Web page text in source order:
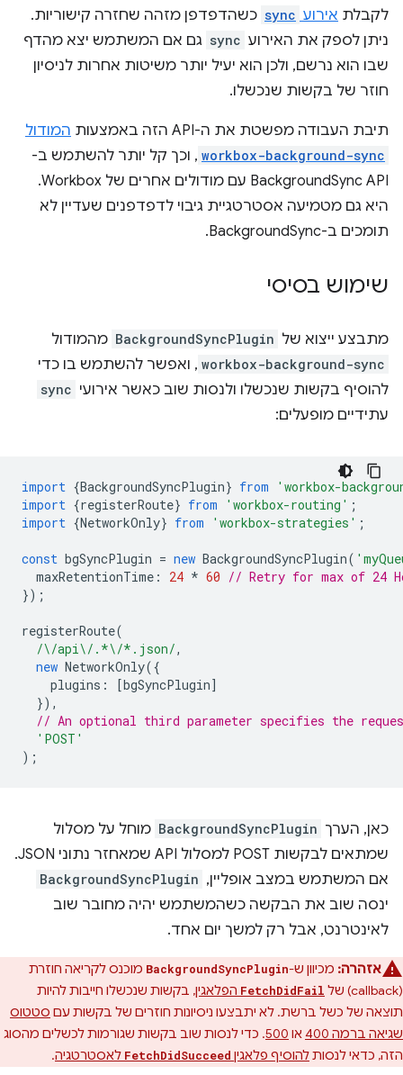
לקבלת אירוע sync כשהדפדפן מזהה שחזרה קישוריות.
ניתן לספק את האירוע sync גם אם המשתמש יצא מהדף
שבו הוא נרשם, ולכן הוא יעיל יותר משיטות אחרות לניסיון
חוזר של בקשות שנכשלו.
תיבת העבודה מפשטת את ה-API הזה באמצעות המודול
workbox-background-sync , וכך קל יותר להשתמש ב-
BackgroundSync API עם מודולים אחרים של Workbox.
היא גם מטמיעה אסטרטגיית גיבוי לדפדפנים שעדיין לא
תומכים ב-BackgroundSync.
שימוש בסיסי
מתבצע ייצוא של BackgroundSyncPlugin מהמודול
workbox-background-sync , ואפשר להשתמש בו כדי
להוסיף בקשות שנכשלו ולנסות שוב כאשר אירועי sync
עתידיים מופעלים:
import {BackgroundSyncPlugin} from
'workbox-
import {registerRoute} from 'workbox-routing' ;
import {NetworkOnly} from 'workbox-strategies' ;
const bgSyncPlugin = new BackgroundSyncPlugin(
maxRetentionTime : 24 * 60 // Retry for max of 24
});
registerRoute(
/\/api\/.*\/*.json/,
new NetworkOnly({
plugins : [bgSyncPlugin]
}),
// An optional third parameter specifies the
'POST'
);
כאן, הערך BackgroundSyncPlugin מוחל על מסלול
שמתאים לבקשות POST למסלול API שמאחזר נתוני JSON.
אם המשתמש במצב אופליין, BackgroundSyncPlugin
ינסה שוב את הבקשה כשהמשתמש יהיה מחובר שוב
לאינטרנט, אבל רק למשך יום אחד.
אזהרה: מכיוון ש-BackgroundSyncPlugin מוכנס לקריאה חוזרת
(callback) של
FetchDidFail הפלאגין, בקשות שנכשלו חייבות להיות
תוצאה של כשל ברשת. לא יתבצעו ניסיונות חוזרים של בקשות עם סטטוס
שגיאה ברמה 400
או 500. כדי לנסות שוב בקשות שגורמות לכשלים מהסוג
הזה, כדאי לנסותלהוסיף פלאגין FetchDidSucceed לאסטרטגיה.